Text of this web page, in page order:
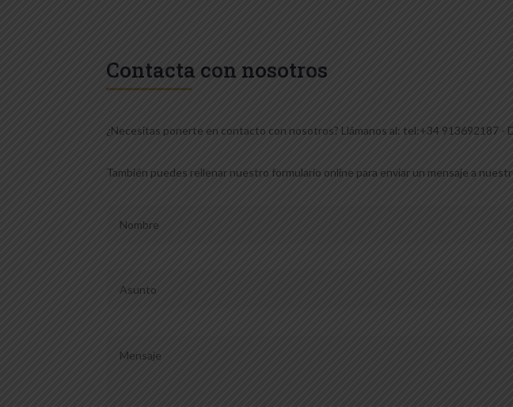
Contacta con nosotros
¿Necesitas ponerte en contacto con nosotros? Llámanos al: tel:+34 913692187 -
También puedes rellenar nuestro formulario online para enviar un mensaje a